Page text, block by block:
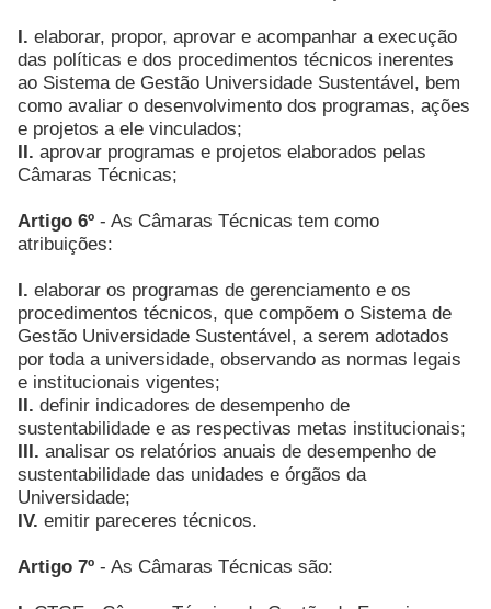
I. elaborar, propor, aprovar e acompanhar a execução
das políticas e dos procedimentos técnicos inerentes
ao Sistema de Gestão Universidade Sustentável, bem
como avaliar o desenvolvimento dos programas, ações
e projetos a ele vinculados;
II. aprovar programas e projetos elaborados pelas
Câmaras Técnicas;
Artigo 6º - As Câmaras Técnicas tem como
atribuições:
I. elaborar os programas de gerenciamento e os
procedimentos técnicos, que compõem o Sistema de
Gestão Universidade Sustentável, a serem adotados
por toda a universidade, observando as normas legais
e institucionais vigentes;
II. definir indicadores de desempenho de
sustentabilidade e as respectivas metas institucionais;
III. analisar os relatórios anuais de desempenho de
sustentabilidade das unidades e órgãos da
Universidade;
IV. emitir pareceres técnicos.
Artigo 7º - As Câmaras Técnicas são: